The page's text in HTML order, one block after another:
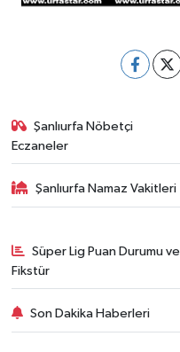
Şanlıurfa Nöbetçi
Eczaneler
Şanlıurfa Namaz Vakitleri
Süper Lig Puan Durumu ve
Fikstür
Son Dakika Haberleri